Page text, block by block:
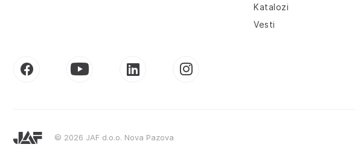
Katalozi
Vesti
© 2026 JAF d.o.o. Nova Pazova